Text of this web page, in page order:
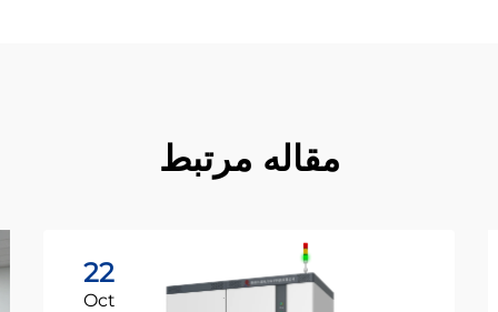
مقاله مرتبط
22
Oct